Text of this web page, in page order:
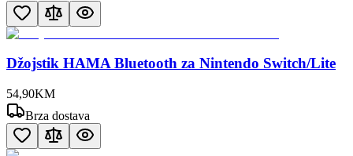
Džojstik HAMA Bluetooth za Nintendo Switch/Lite
54,90KM
Brza dostava